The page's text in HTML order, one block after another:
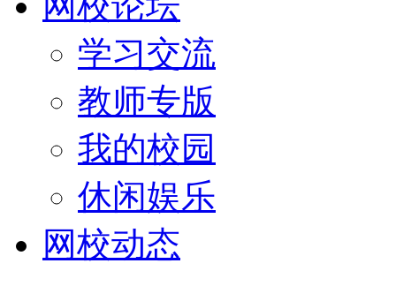
学习交流
教师专版
我的校园
休闲娱乐
网校动态